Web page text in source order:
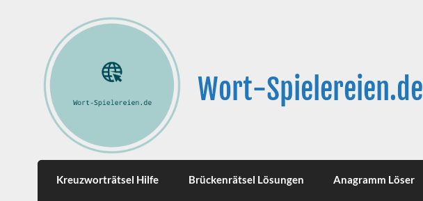
Wort-Spielereien.de
Kreuzworträtsel Hilfe Brückenrätsel Lösungen Anagramm Löser